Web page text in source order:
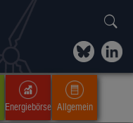
Energiebörse Allgemein